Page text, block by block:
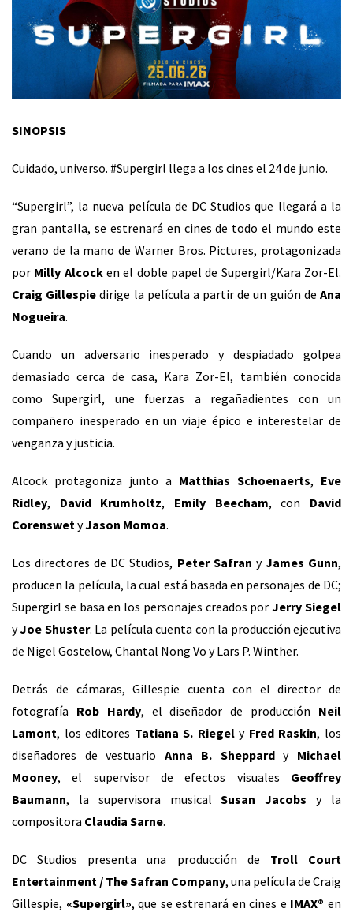
SINOPSIS
Cuidado, universo. #Supergirl llega a los cines el 24 de junio.
“Supergirl”, la nueva película de DC Studios que llegará a la
gran pantalla, se estrenará en cines de todo el mundo este
verano de la mano de Warner Bros. Pictures, protagonizada
por Milly Alcocken el doble papel de Supergirl/Kara Zor-El.
Craig Gillespie dirige la película a partir de un guión deAna
Nogueira.
Cuando un adversario inesperado y despiadado golpea
demasiado cerca de casa, Kara Zor-El, también conocida
como Supergirl, une fuerzas a regañadientes con un
compañero inesperado en un viaje épico e interestelar de
venganza y justicia.
Alcock protagoniza junto a Matthias Schoenaerts, Eve
Ridley, David Krumholtz, Emily Beecham, con David
Corenswet yJason Momoa.
Los directores de DC Studios, Peter Safran y James Gunn,
producen la película, la cual está basada en personajes de DC;
Supergirl se basa en los personajes creados porJerry Siegel
yJoe Shuster. La película cuenta con la producción ejecutiva
de Nigel Gostelow, Chantal Nong Vo y Lars P. Winther.
Detrás de cámaras, Gillespie cuenta con el director de
fotografía Rob Hardy, el diseñador de producción Neil
Lamont, los editores Tatiana S. Riegely Fred Raskin, los
diseñadores de vestuario Anna B. Sheppardy Michael
Mooney, el supervisor de efectos visuales Geoffrey
Baumann, la supervisora musicalSusan Jacobs y la
compositora Claudia Sarne.
DC Studios presenta una producción de Troll Court
Entertainment / The Safran Company, una película de Craig
Gillespie, «Supergirl», que se estrenará en cines e IMAX® en